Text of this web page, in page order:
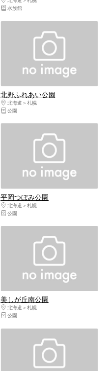
水族館
北野ふれあい公園
北海道
札幌
公園
平岡つぼみ公園
北海道
札幌
公園
美しが丘南公園
北海道
札幌
公園